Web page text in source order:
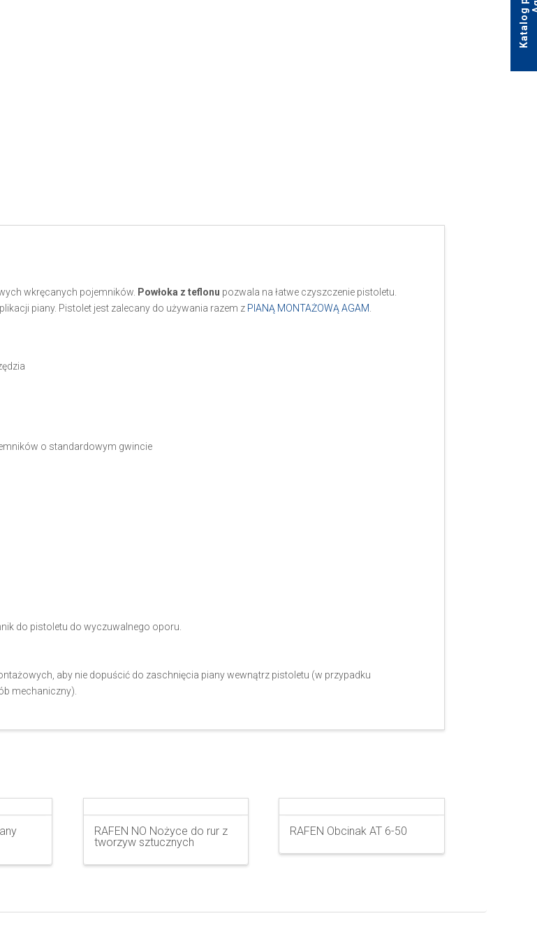
wkręcanych pojemników. Powłoka z teflonu pozwala na łatwe czyszczenie pistoletu.
piany. Pistolet jest zalecany do używania razem z PIANĄ MONTAŻOWĄ AGAM.
o standardowym gwincie
do pistoletu do wyczuwalnego oporu.
aby nie dopuścić do zaschnięcia piany wewnątrz pistoletu (w przypadku
mechaniczny).
RAFEN NO Nożyce do rur z
tworzyw sztucznych
RAFEN Obcinak AT 6-50